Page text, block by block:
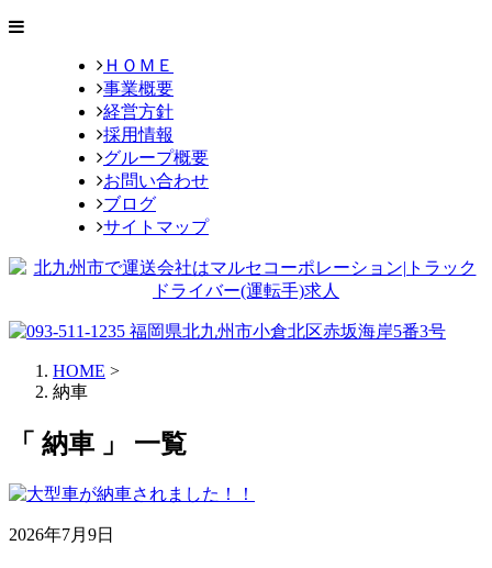
ＨＯＭＥ
事業概要
経営方針
採用情報
グループ概要
お問い合わせ
ブログ
サイトマップ
HOME >
納車
「 納車 」 一覧
2026年7月9日